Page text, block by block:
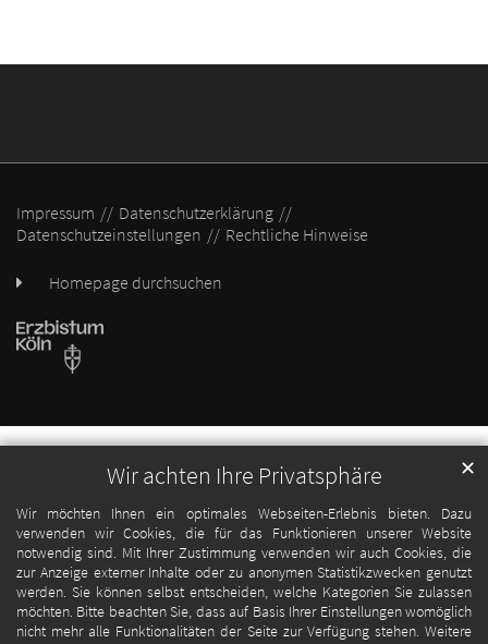
Wir achten Ihre Privatsphäre
Wir möchten Ihnen ein optimales Webseiten-Erlebnis bieten. Dazu
verwenden wir Cookies, die für das Funktionieren unserer Website
notwendig sind. Mit Ihrer Zustimmung verwenden wir auch Cookies, die
zur Anzeige externer Inhalte oder zu anonymen Statistikzwecken genutzt
werden. Sie können selbst entscheiden, welche Kategorien Sie zulassen
möchten. Bitte beachten Sie, dass auf Basis Ihrer Einstellungen womöglich
nicht mehr alle Funktionalitäten der Seite zur Verfügung stehen. Weitere
✕
Impressum
Datenschutzerklärung
Datenschutzeinstellungen
Rechtliche Hinweise
Homepage durchsuchen